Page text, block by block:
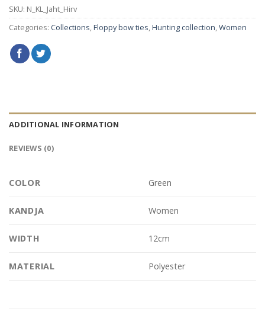
SKU: N_KL_Jaht_Hirv
Categories: Collections,Floppy bow ties,Hunting collection,Women
ADDITIONAL INFORMATION
REVIEWS (0)
COLOR Green
KANDJA Women
WIDTH 12cm
MATERIAL Polyester